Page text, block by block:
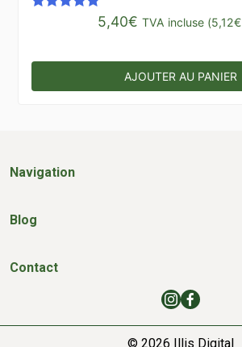
5,40€ TVA incluse (5,12€
AJOUTER AU PANIER
Navigation
Blog
Contact
© 2026 Illis Digital